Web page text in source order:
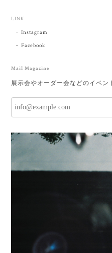
LINK
Instagram
Facebook
Mail Magazine
展示会やオーダー会などのイベン